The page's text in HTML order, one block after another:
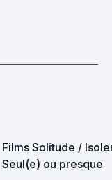
Films Solitude /
Seul(e) ou presque